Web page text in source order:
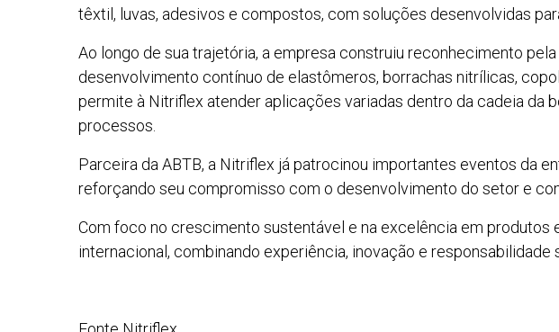
têxtil, luvas, adesivos e compostos, com soluções desenvolvidas
Ao longo de sua trajetória, a empresa construiu reconhecimento
desenvolvimento contínuo de elastômeros, borrachas nitrílicas,
permite à Nitriflex atender aplicações variadas dentro da cadeia da
processos.
Parceira da ABTB, a Nitriflex já patrocinou importantes eventos da
reforçando seu compromisso com o desenvolvimento do setor e
Com foco no crescimento sustentável e na excelência em
internacional, combinando experiência, inovação e responsabilidade